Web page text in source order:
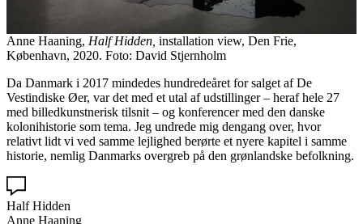
Anne Haaning, Half Hidden, installation view, Den Frie,
København, 2020. Foto: David Stjernholm
Da Danmark i 2017 mindedes hundredeåret for salget af De
Vestindiske Øer, var det med et utal af udstillinger – heraf hele 27
med billedkunstnerisk tilsnit – og konferencer med den danske
kolonihistorie som tema. Jeg undrede mig dengang over, hvor
relativt lidt vi ved samme lejlighed berørte et nyere kapitel i samme
historie, nemlig Danmarks overgreb på den grønlandske befolkning.
Half Hidden
Anne Haaning